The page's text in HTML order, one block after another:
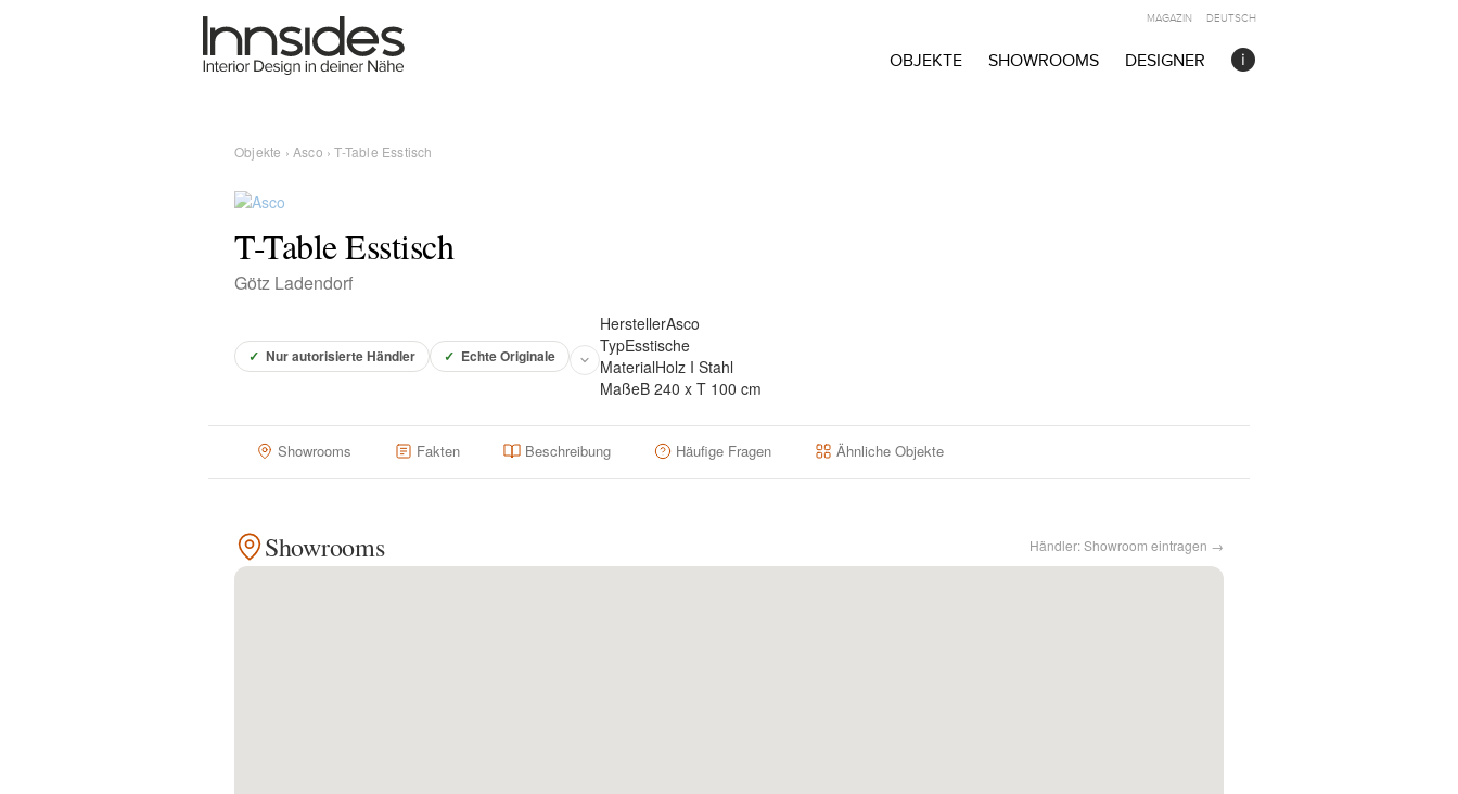
OBJEKTE SHOWROOMS DESIGNER
MAGAZIN DEUTSCH
Objekte ›Asco › T-Table Esstisch
T-Table Esstisch
Götz Ladendorf
✓ Nur autorisierte Händler ✓ Echte Originale
HerstellerAsco
TypEsstische
MaterialHolz I Stahl
MaßeB 240 x T 100 cm
Showrooms Fakten Beschreibung Häufige Fragen Ähnliche Objekte
Showrooms Händler: Showroom eintragen →